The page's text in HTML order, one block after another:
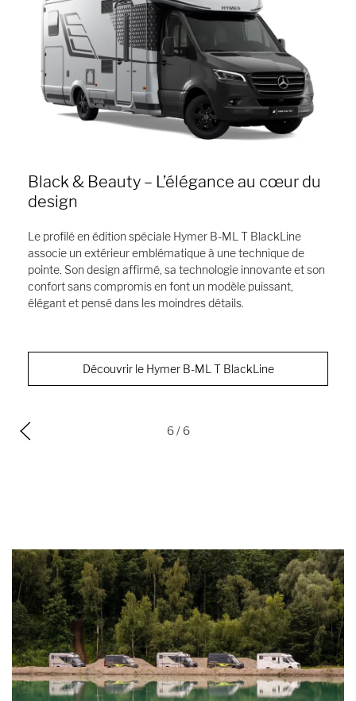
Black & Beauty – L’élégance au cœur du
design
Le profilé en édition spéciale Hymer B-ML T BlackLine
associe un extérieur emblématique à une technique de
pointe. Son design affirmé, sa technologie innovante et son
confort sans compromis en font un modèle puissant,
élégant et pensé dans les moindres détails.
Découvrir le Hymer B-ML T BlackLine
6/ 6